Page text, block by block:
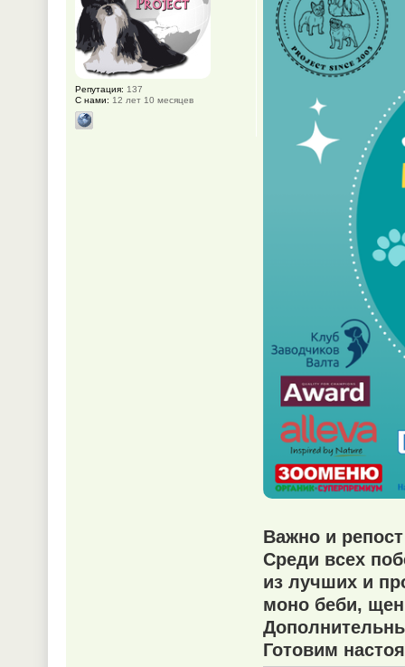
Важно и репост
Среди всех
из лучших и
моно беби,
Готовим
Репутация: 137
С нами: 12 лет 10 месяцев